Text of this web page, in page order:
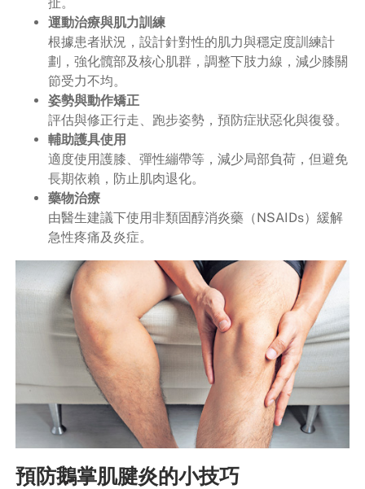
運動治療與肌力訓練
根據患者狀況，設計針對性的肌力與穩定度訓練計
劃，強化髖部及核心肌群，調整下肢力線，減少膝關
節受力不均。
姿勢與動作矯正
評估與修正行走、跑步姿勢，預防症狀惡化與復發。
輔助護具使用
適度使用護膝、彈性繃帶等，減少局部負荷，但避免
長期依賴，防止肌肉退化。
藥物治療
由醫生建議下使用非類固醇消炎藥（NSAIDs）緩解
急性疼痛及炎症。
預防鵝掌肌腱炎的小技巧